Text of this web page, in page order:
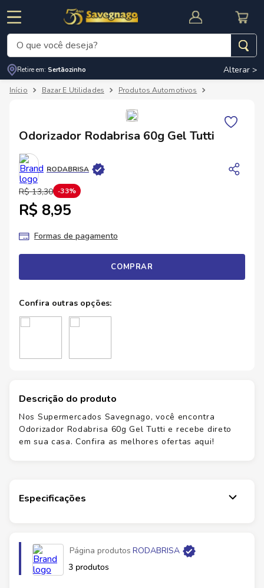
CUPOM DE DESCONTO
O que você deseja?
Retire em: Sertãozinho Alterar >
Bazar E Utilidades Produtos Automotivos
Odorizador Rodabrisa 60g Gel Tutti
RODABRISA
R$ 13,30 33%
R$ 8,95
Formas de pagamento
COMPRAR
Descrição do produto
Nos Supermercados Savegnago, você encontra
Odorizador Rodabrisa 60g Gel Tutti e recebe direto
em sua casa. Confira as melhores ofertas aqui!
Especificações
Página produtos RODABRISA
3 produtos
Termos mais buscados
3º
cerveja
4º
carne
5º arroz